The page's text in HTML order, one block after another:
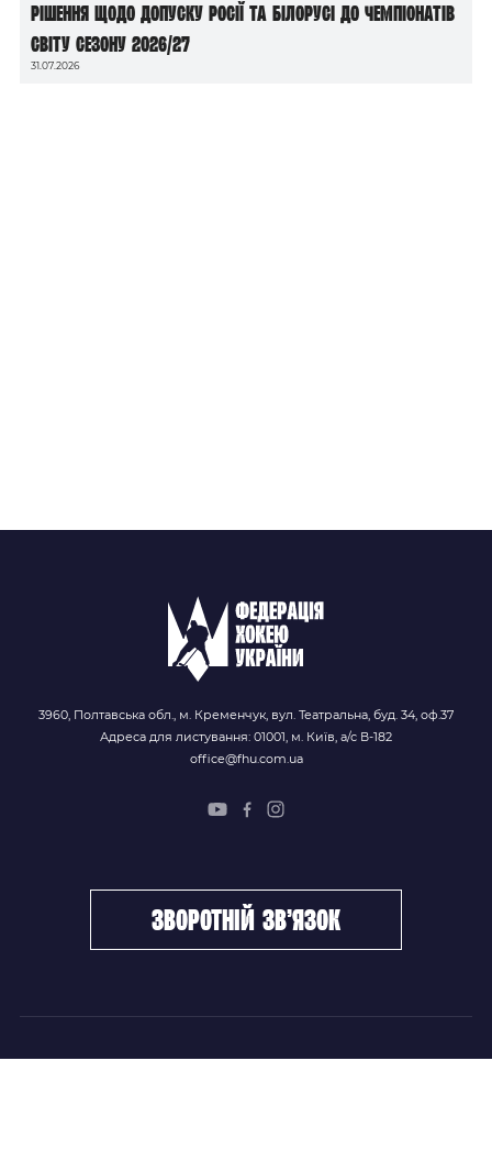
рішення щодо допуску росії та білорусі до чемпіонатів
світу сезону 2026/27
31.07.2026
3960, Полтавська обл., м. Кременчук, вул. Театральна, буд. 34, оф.37
Адреса для листування: 01001, м. Київ, а/с В-182
office@fhu.com.ua
зворотній зв’язок